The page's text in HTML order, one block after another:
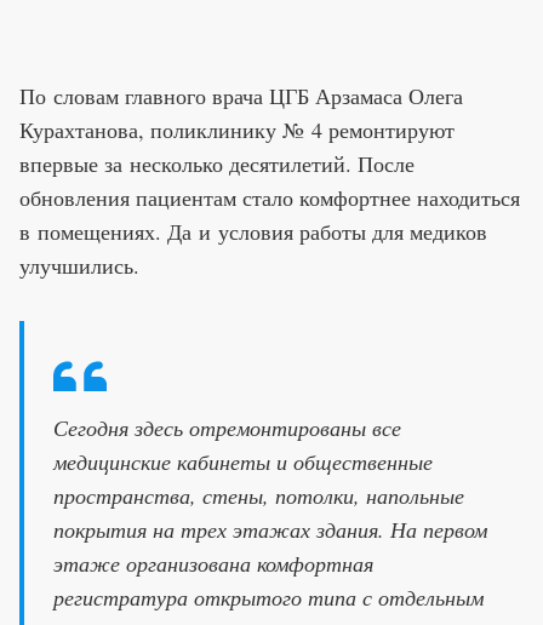
По словам главного врача ЦГБ Арзамаса Олега
Курахтанова, поликлинику № 4 ремонтируют
впервые за несколько десятилетий. После
обновления пациентам стало комфортнее находиться
в помещениях. Да и условия работы для медиков
улучшились.
Сегодня здесь отремонтированы все
медицинские кабинеты и общественные
пространства, стены, потолки, напольные
покрытия на трех этажах здания. На первом
этаже организована комфортная
регистратура открытого типа с отдельным